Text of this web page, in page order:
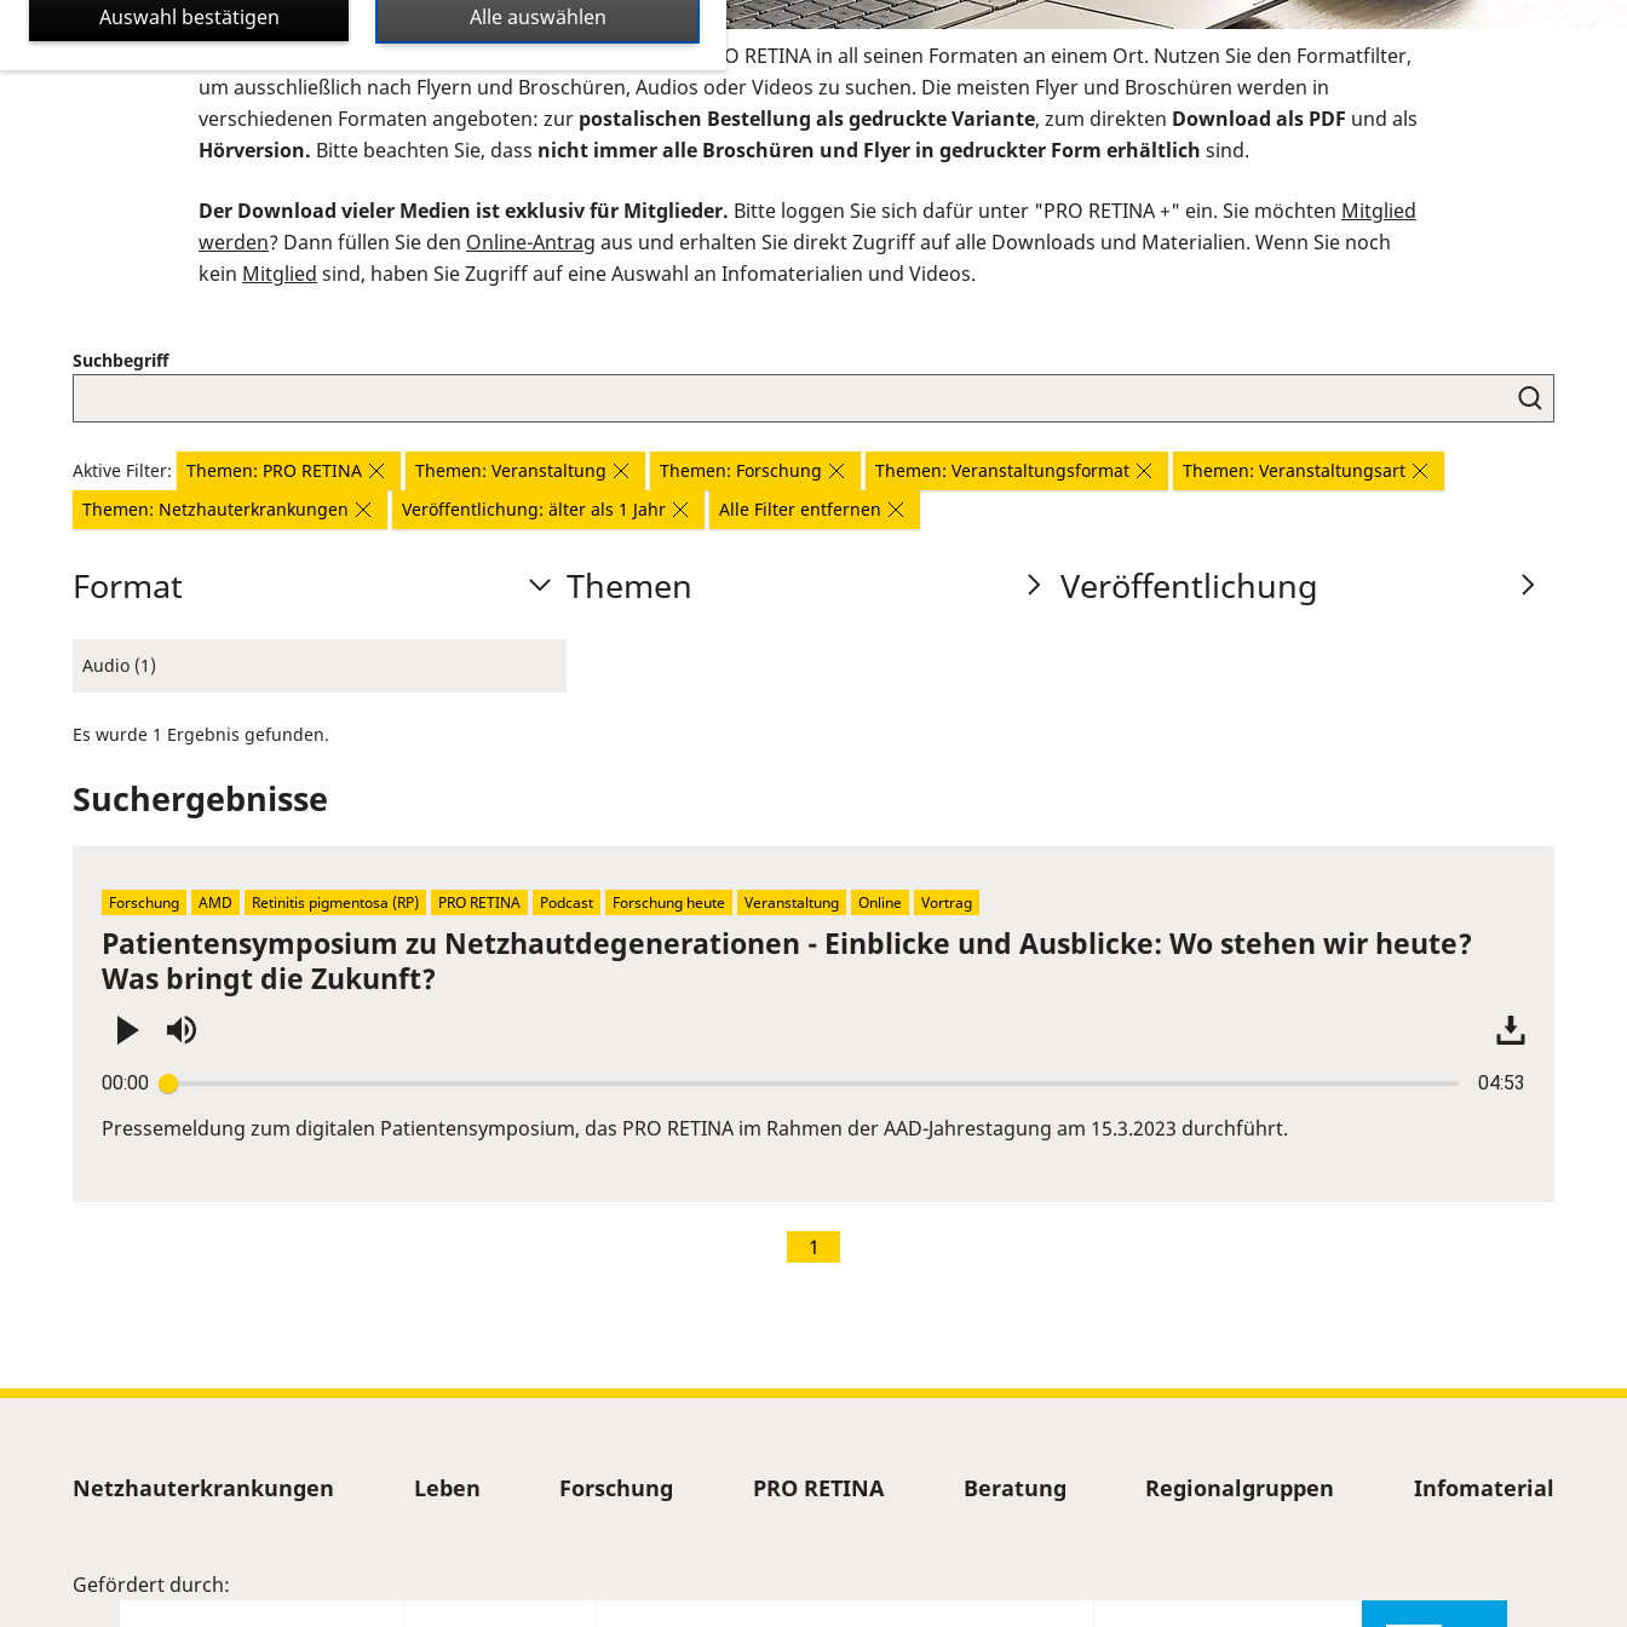
Auf dieser Seite finden Sie sämtliches Infomaterial der PRO RETINA in all seinen Formaten an einem Ort. Nutzen Sie den Formatfilter,
um ausschließlich nach Flyern und Broschüren, Audios oder Videos zu suchen. Die meisten Flyer und Broschüren werden in
verschiedenen Formaten angeboten: zur postalischen Bestellung als gedruckte Variante, zum direkten Download als PDF und als
Hörversion. Bitte beachten Sie, dass nicht immer alle Broschüren und Flyer in gedruckter Form erhältlich sind.
Der Download vieler Medien ist exklusiv für Mitglieder. Bitte loggen Sie sich dafür unter "PRO RETINA +" ein. Sie möchten Mitglied
werden? Dann füllen Sie den Online-Antrag aus und erhalten Sie direkt Zugriff auf alle Downloads und Materialien. Wenn Sie noch
kein Mitglied sind, haben Sie Zugriff auf eine Auswahl an Infomaterialien und Videos.
Suchbegriff
Aktive Filter: Themen: PRO RETINA Themen: Veranstaltung Themen: Forschung Themen: Veranstaltungsformat
Themen: Veranstaltungsart
Themen: Netzhauterkrankungen
Veröffentlichung: älter als 1 Jahr Alle Filter entfernen
Format
Audio (1)
Themen Veröffentlichung
Es wurde 1 Ergebnis gefunden.
Suchergebnisse
Patientensymposium zu Netzhautdegenerationen - Einblicke und Ausblicke: Wo stehen wir heute?
Was bringt die Zukunft?
00:00 04:53
Enter
or
Pressemeldung zum digitalen Patientensymposium, das PRO RETINA im Rahmen der AAD-Jahrestagung am 15.3.2023 durchführt.
Forschung AMD Retinitis pigmentosa (RP) PRO RETINA Podcast Forschung heute Veranstaltung Online Vortrag
1
Sitemap
Netzhauterkrankungen Leben Forschung PRO RETINA Beratung Regionalgruppen Infomaterial
Gefördert durch:
Alle auswählen
Auswahl bestätigen